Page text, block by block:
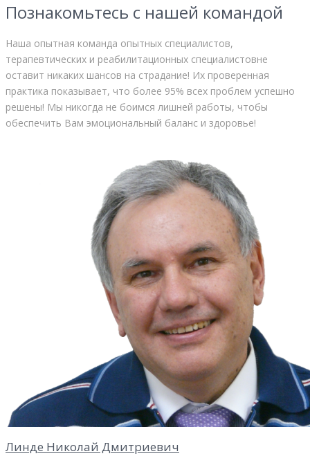
Познакомьтесь с нашей командой
Наша опытная команда опытных специалистов,
терапевтических и реабилитационных специалистовне
оставит никаких шансов на страдание! Их проверенная
практика показывает, что более 95% всех проблем успешно
решены! Мы никогда не боимся лишней работы, чтобы
обеспечить Вам эмоциональный баланс и здоровье!
Линде Николай Дмитриевич